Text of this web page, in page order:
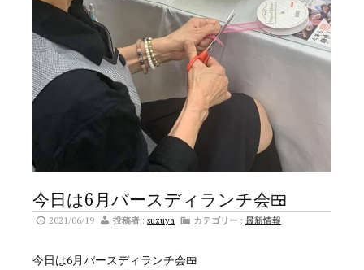
今日は6月バースディランチ会🍱
2021/06/19 投稿者 : suzuya カテゴリー : 最新情報
今日は6月バースディランチ会🍱